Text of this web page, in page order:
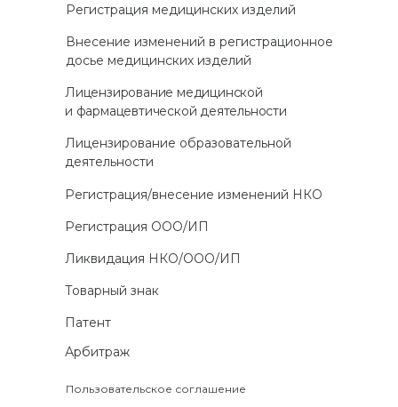
Лицензирование медицинской
и фармацевтической деятельности
Лицензирование образовательной
деятельности
Регистрация медицинских изделий
Внесение изменений в регистрационное
досье медицинских изделий
Пользовательское соглашение
Регистрация/внесение изменений НКО
Регистрация ООО/ИП
Товарный знак
Ликвидация НКО/ООО/ИП
Патент
Арбитраж